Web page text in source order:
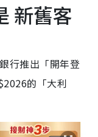
新舊客
行推出「開年登
的「大利